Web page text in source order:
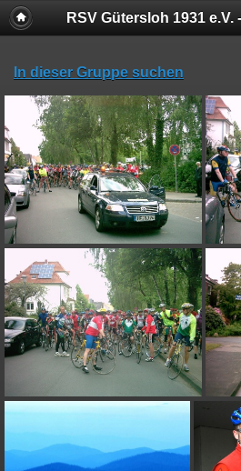
RSV Gütersloh 1931 e.V.
In dieser Gruppe suchen